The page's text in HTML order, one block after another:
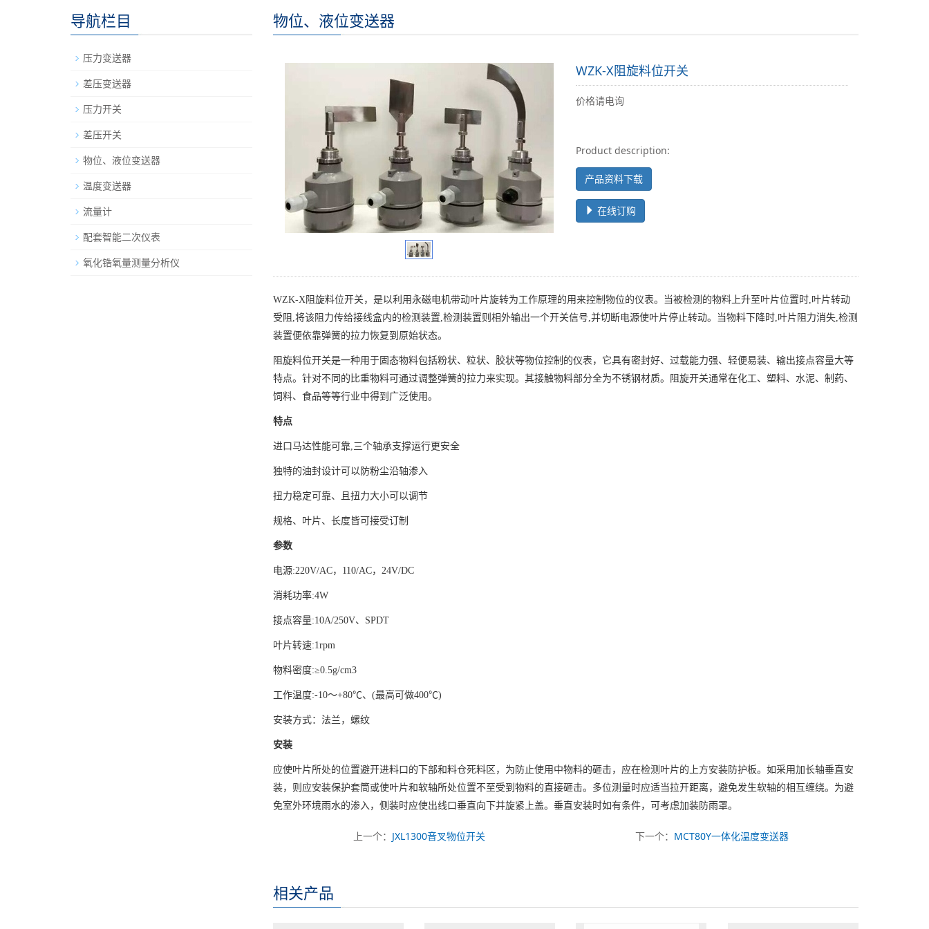
物位、液位变送器
WZK-X阻旋料位开关
价格请电询
Product description:
产品资料下载
在线订购
WZK-X阻旋料位开关，是以利用永磁电机带动叶片旋转为工作原理的用来控制物位的仪表。当被检测的物料上升至叶片位置时,叶片转动
受阻,将该阻力传给接线盒内的检测装置,检测装置则相外输出一个开关信号,并切断电源使叶片停止转动。当物料下降时,叶片阻力消失,检测
装置便依靠弹簧的拉力恢复到原始状态。
阻旋料位开关是一种用于固态物料包括粉状、粒状、胶状等物位控制的仪表，它具有密封好、过载能力强、轻便易装、输出接点容量大等
特点。针对不同的比重物料可通过调整弹簧的拉力来实现。其接触物料部分全为不锈钢材质。阻旋开关通常在化工、塑料、水泥、制药、
饲料、食品等等行业中得到广泛使用。
特点
进口马达性能可靠,三个轴承支撑运行更安全
独特的油封设计可以防粉尘沿轴渗入
扭力稳定可靠、且扭力大小可以调节
规格、叶片、长度皆可接受订制
参数
电源:220V/AC，110/AC，24V/DC
消耗功率:4W
接点容量:10A/250V、SPDT
叶片转速:1rpm
物料密度:≥0.5g/cm3
工作温度:-10～+80℃、(最高可做400℃)
安装方式：法兰，螺纹
安装
应使叶片所处的位置避开进料口的下部和料仓死料区，为防止使用中物料的砸击，应在检测叶片的上方安装防护板。如采用加长轴垂直安
装，则应安装保护套筒或使叶片和软轴所处位置不至受到物料的直接砸击。多位测量时应适当拉开距离，避免发生软轴的相互缠绕。为避
免室外环境雨水的渗入，侧装时应使出线口垂直向下并旋紧上盖。垂直安装时如有条件，可考虑加装防雨罩。
上一个： JXL1300音叉物位开关 下一个： MCT80Y一体化温度变送器
相关产品
导航栏目
压力变送器
差压变送器
压力开关
差压开关
物位、液位变送器
温度变送器
流量计
配套智能二次仪表
氧化锆氧量测量分析仪